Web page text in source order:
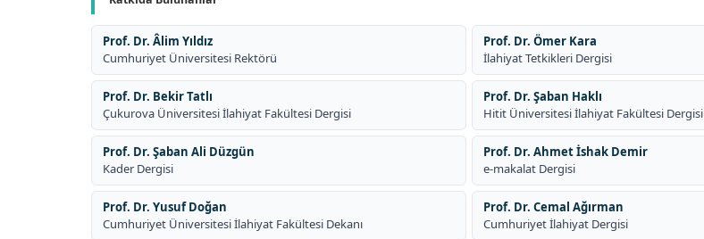
Prof. Dr. Âlim Yıldız
Cumhuriyet Üniversitesi Rektörü
Prof. Dr. Ömer Kara
İlahiyat Tetkikleri Dergisi
Prof. Dr. Bekir Tatlı
Çukurova Üniversitesi İlahiyat Fakültesi Dergisi
Prof. Dr. Şaban Haklı
Hitit Üniversitesi İlahiyat Fakültesi Dergisi
Prof. Dr. Şaban Ali Düzgün
Kader Dergisi
Prof. Dr. Ahmet İshak Demir
e-makalat Dergisi
Prof. Dr. Yusuf Doğan
Cumhuriyet Üniversitesi İlahiyat Fakültesi Dekanı
Prof. Dr. Cemal Ağırman
Cumhuriyet İlahiyat Dergisi